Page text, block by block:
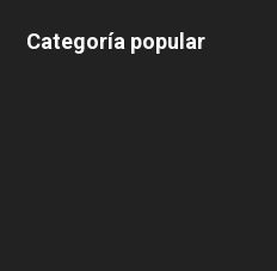
Categoría popular